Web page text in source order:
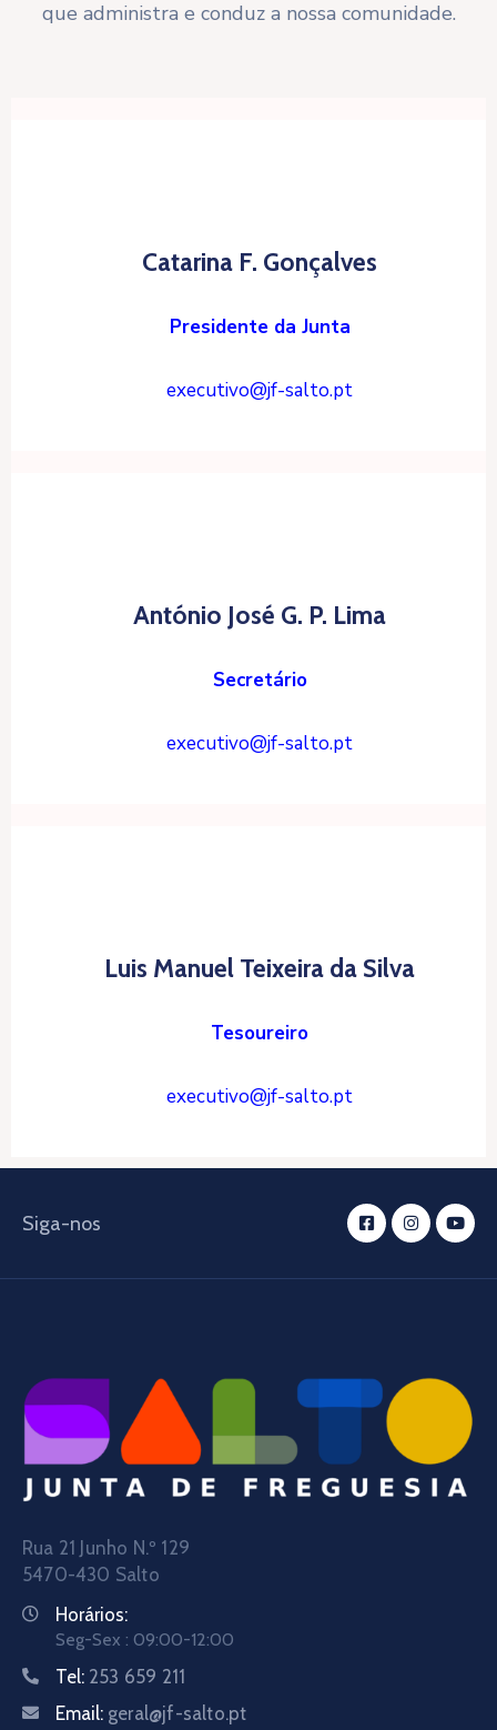
que administra e conduz a nossa comunidade.
Catarina F. Gonçalves
Presidente da Junta
executivo@jf-salto.pt
António José G. P. Lima
Secretário
executivo@jf-salto.pt
Luis Manuel Teixeira da Silva
Tesoureiro
executivo@jf-salto.pt
Siga-nos
Rua 21 Junho N.º 129
5470-430 Salto
Horários:
Seg-Sex : 09:00-12:00
Tel: 253 659 211
Email: geral@jf-salto.pt